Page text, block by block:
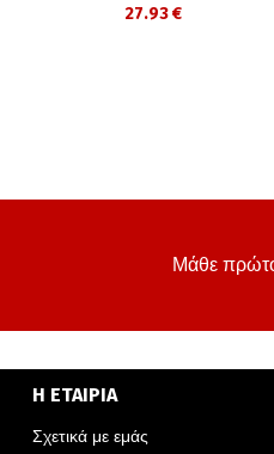
27.93 €
Μάθε
Η ΕΤΑΙΡΙΑ
Σχετικά με εμάς